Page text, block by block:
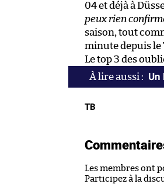
04 et déjà à
peux rien
saison, tout
minute depuis le
Le top 3 des
Un
TB
Les membres ont
Participez à la